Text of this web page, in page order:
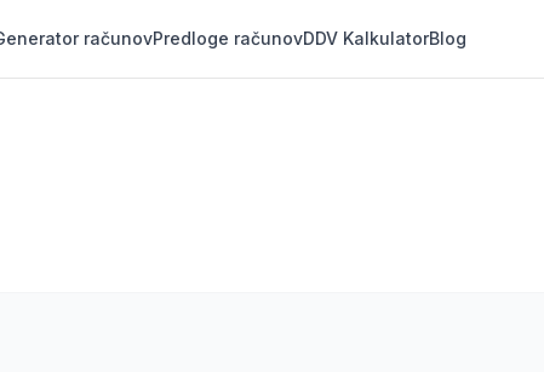
računovPredloge računovDDV KalkulatorBlog